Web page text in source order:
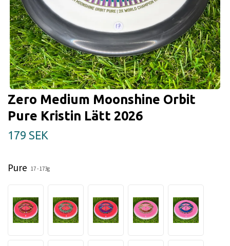
Zero Medium Moonshine Orbit
Pure Kristin Lätt 2026
179 SEK
Pure 17 - 173g